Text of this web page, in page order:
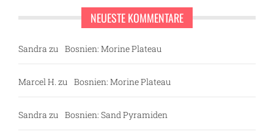
NEUESTE KOMMENTARE
Sandra zu Bosnien: Morine Plateau
Marcel H. zu Bosnien: Morine Plateau
Sandra zu Bosnien: Sand Pyramiden